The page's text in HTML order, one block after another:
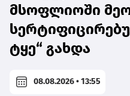
მსოფლიოში
ტყე“ გახდა
08.08.2026 • 13:55